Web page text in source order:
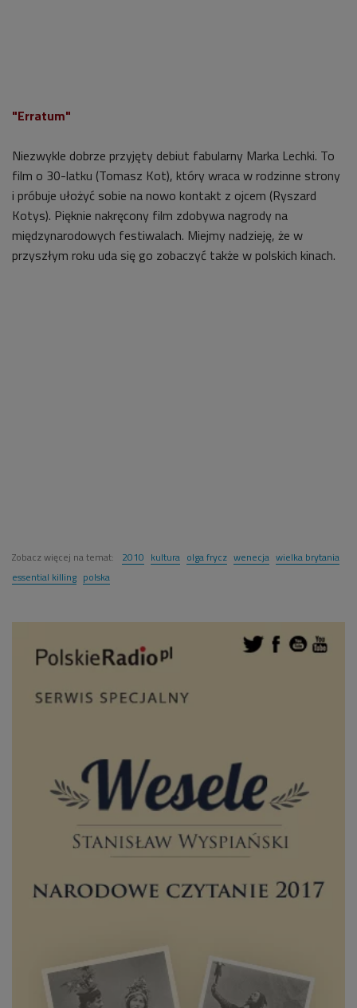
"Erratum"
Niezwykle dobrze przyjęty debiut fabularny Marka Lechki. To
film o 30-latku (Tomasz Kot), który wraca w rodzinne strony
i próbuje ułożyć sobie na nowo kontakt z ojcem (Ryszard
Kotys). Pięknie nakręcony film zdobywa nagrody na
międzynarodowych festiwalach. Miejmy nadzieję, że w
przyszłym roku uda się go zobaczyć także w polskich kinach.
Zobacz więcej na temat: 2010 kultura olga frycz wenecja wielka brytania
essential killing polska